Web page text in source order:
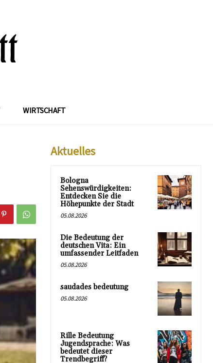
WIRTSCHAFT
Aktuelles
Bologna
Sehenswürdigkeiten:
Entdecken Sie die
Höhepunkte der Stadt
05.08.2026
Die Bedeutung der
deutschen Vita: Ein
umfassender Leitfaden
05.08.2026
saudades bedeutung
05.08.2026
Rille Bedeutung
Jugendsprache: Was
bedeutet dieser
Trendbegriff?